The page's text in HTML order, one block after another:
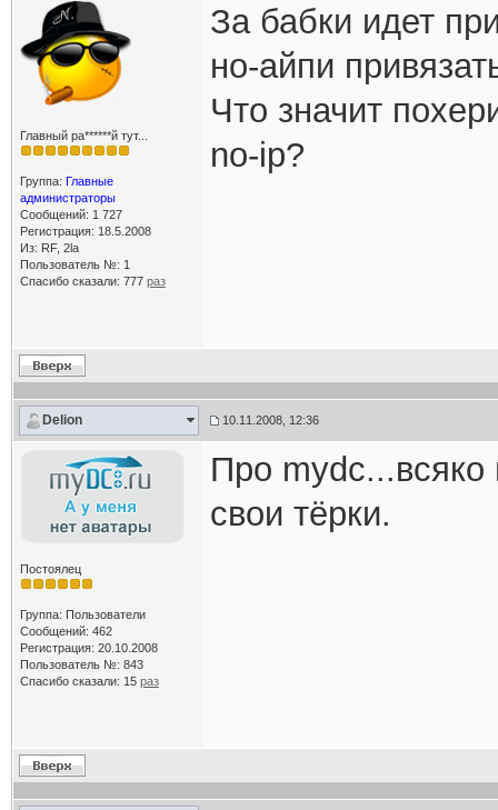
Главный ра******й тут...
Группа: Главные
администраторы
Сообщений: 1 727
Регистрация: 18.5.2008
Из: RF, 2la
Пользователь №: 1
Спасибо сказали: 777 раз
За бабки идет
но-айпи
Что значит
no-ip?
Delion 10.11.2008, 12:36
Постоялец
Группа: Пользователи
Сообщений: 462
Регистрация: 20.10.2008
Пользователь №: 843
Спасибо сказали: 15 раз
Про
свои тёрки.